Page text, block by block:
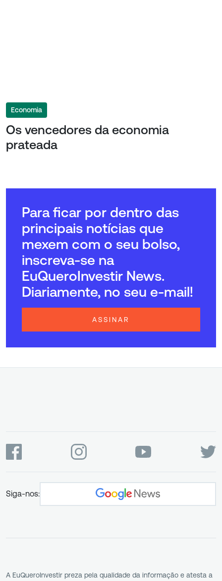
Economia
Os vencedores da economia
prateada
Para ficar por dentro das
principais notícias que
mexem com o seu bolso,
inscreva-se na
EuQueroInvestir News.
Diariamente, no seu e-mail!
ASSINAR
Siga-nos:
A EuQueroInvestir preza pela qualidade da informação e atesta a